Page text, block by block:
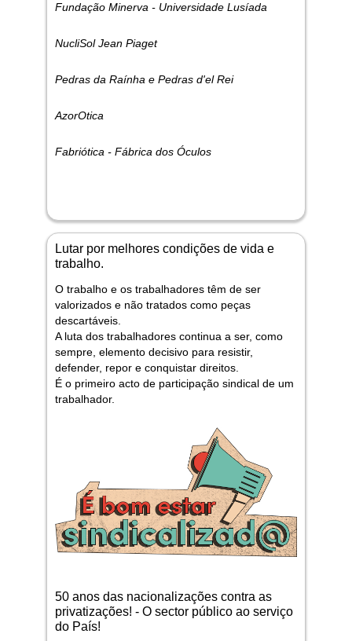
Fundação Minerva - Universidade Lusíada
NucliSol Jean Piaget
Pedras da Raínha e Pedras d'el Rei
AzorOtica
Fabriótica - Fábrica dos Óculos
Lutar por melhores condições de vida e
trabalho.
O trabalho e os trabalhadores têm de ser
valorizados e não tratados como peças
descartáveis.
A luta dos trabalhadores continua a ser, como
sempre, elemento decisivo para resistir,
defender, repor e conquistar direitos.
É o primeiro acto de participação sindical de um
trabalhador.
50 anos das nacionalizações contra as
privatizações! - O sector público ao serviço
do País!